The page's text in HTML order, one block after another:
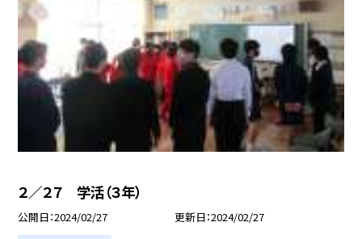
２／２７ 学活（３年）
公開日 2024/02/27 更新日 2024/02/27